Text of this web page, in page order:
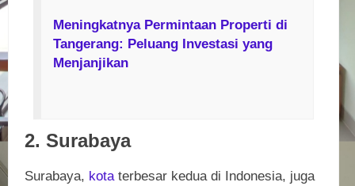
Meningkatnya Permintaan Properti di
Tangerang: Peluang Investasi yang
Menjanjikan
2. Surabaya
Surabaya, kota terbesar kedua di Indonesia, juga